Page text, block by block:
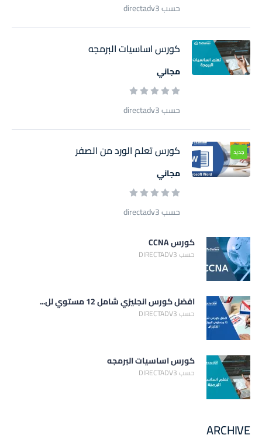
حسب directadv3
كورس اساسيات البرمجه
مجاني
حسب directadv3
جديد كورس تعلم الورد من الصفر
مجاني
حسب directadv3
كورس CCNA
حسب DIRECTADV3
افضل كورس انجليزي شامل 12 مستوي لل...
حسب DIRECTADV3
كورس اساسيات البرمجه
حسب DIRECTADV3
ARCHIVE